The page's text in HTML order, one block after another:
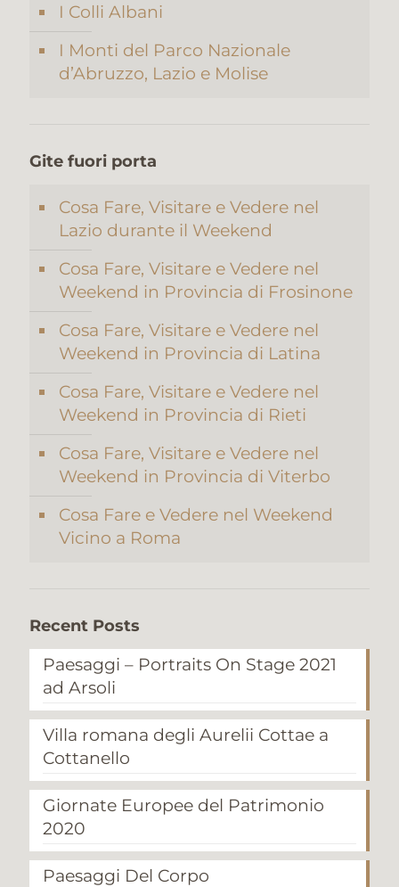
I Colli Albani
I Monti del Parco Nazionale
d’Abruzzo, Lazio e Molise
Gite fuori porta
Cosa Fare, Visitare e Vedere nel
Lazio durante il Weekend
Cosa Fare, Visitare e Vedere nel
Weekend in Provincia di Frosinone
Cosa Fare, Visitare e Vedere nel
Weekend in Provincia di Latina
Cosa Fare, Visitare e Vedere nel
Weekend in Provincia di Rieti
Cosa Fare, Visitare e Vedere nel
Weekend in Provincia di Viterbo
Cosa Fare e Vedere nel Weekend
Vicino a Roma
Recent Posts
Paesaggi – Portraits On Stage 2021
ad Arsoli
Villa romana degli Aurelii Cottae a
Cottanello
Giornate Europee del Patrimonio
2020
Paesaggi Del Corpo